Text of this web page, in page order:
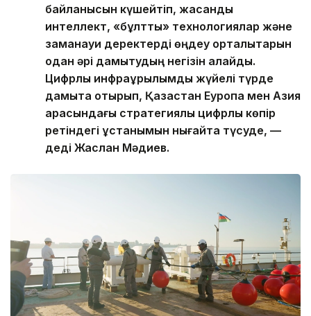
байланысын күшейтіп, жасанды
интеллект, «бұлтты» технологиялар және
заманауи деректерді өңдеу орталықтарын
одан әрі дамытудың негізін қалайды.
Цифрлық инфрақұрылымды жүйелі түрде
дамыта отырып, Қазақстан Еуропа мен Азия
арасындағы стратегиялық цифрлық көпір
ретіндегі ұстанымын нығайта түсуде, —
деді Жаслан Мәдиев.